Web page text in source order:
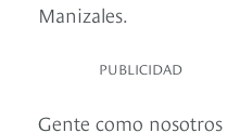
Manizales.
PUBLICIDAD
Gente como nosotros